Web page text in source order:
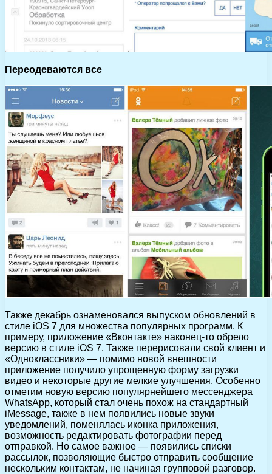
Переодеваются все
Также декабрь ознаменовался выпуском обновлений в
стиле iOS 7 для множества популярных программ. К
примеру, приложение «Вконтакте» наконец-то обрело
версию в стиле iOS 7. Также перерисовали свой клиент и
«Одноклассники» — помимо новой внешности
приложение получило упрощенную форму загрузки
видео и некоторые другие мелкие улучшения. Особенно
отметим новую версию популярнейшего мессенджера
WhatsApp, который стал очень похож на стандартный
iMessage, также в нем появились новые звуки
уведомлений, поменялась иконка приложения,
возможность редактировать фотографии перед
отправкой. Но самое важное — появились списки
рассылок, позволяющие быстро отправить сообщение
нескольким контактам, не начиная групповой разговор.